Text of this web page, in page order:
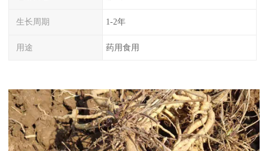
生长周期 1-2年
用途 药用食用